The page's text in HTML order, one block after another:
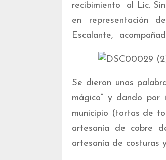
recibimiento al Lic.
en representación
Escalante,
Se dieron unas
mágico” y dando
municipio (tortas de
artesanía de cobre
artesanía de costuras